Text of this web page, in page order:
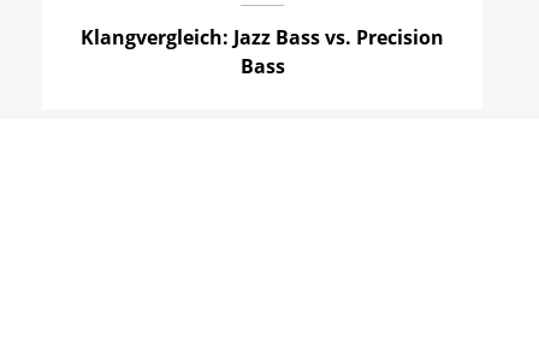
Klangvergleich: Jazz Bass vs. Precision
Bass